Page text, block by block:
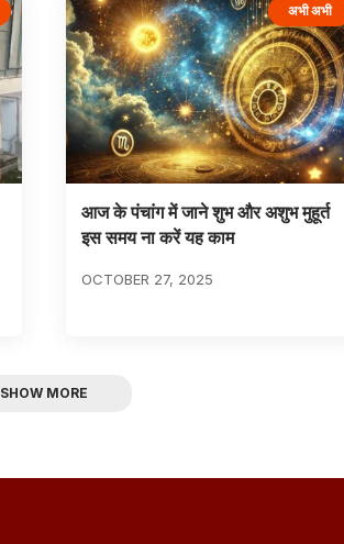
अभी अभी
आज के पंचांग में जाने शुभ और अशुभ मुहूर्त
इस समय ना करें यह काम
OCTOBER 27, 2025
SHOW MORE